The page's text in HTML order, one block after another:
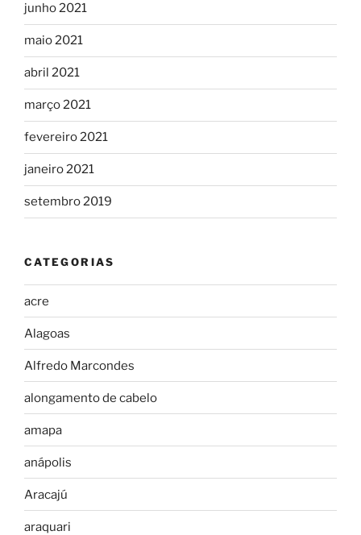
junho 2021
maio 2021
abril 2021
março 2021
fevereiro 2021
janeiro 2021
setembro 2019
CATEGORIAS
acre
Alagoas
Alfredo Marcondes
alongamento de cabelo
amapa
anápolis
Aracajú
araquari